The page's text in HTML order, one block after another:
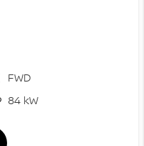
FWD
84 kW